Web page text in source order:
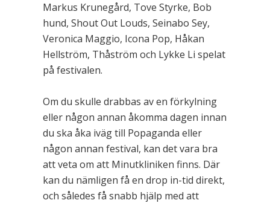
Markus Krunegård, Tove Styrke, Bob
hund, Shout Out Louds, Seinabo Sey,
Veronica Maggio, Icona Pop, Håkan
Hellström, Thåström och Lykke Li spelat
på festivalen.
Om du skulle drabbas av en förkylning
eller någon annan åkomma dagen innan
du ska åka iväg till Popaganda eller
någon annan festival, kan det vara bra
att veta om att Minutkliniken finns. Där
kan du nämligen få en drop in-tid direkt,
och således få snabb hjälp med att